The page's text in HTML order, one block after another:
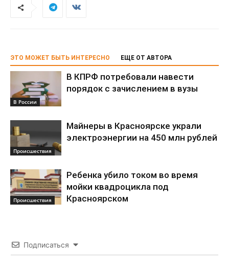
ЭТО МОЖЕТ БЫТЬ ИНТЕРЕСНО ЕЩЕ ОТ АВТОРА
В России
В КПРФ потребовали навести
порядок с зачислением в вузы
Происшествия
Майнеры в Красноярске украли
электроэнергии на 450 млн рублей
Происшествия
Ребенка убило током во время
мойки квадроцикла под
Красноярском
Подписаться